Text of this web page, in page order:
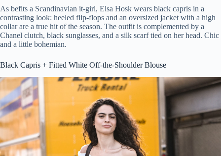
As befits a Scandinavian it-girl, Elsa Hosk wears black capris in a
contrasting look: heeled flip-flops and an oversized jacket with a high
collar are a true hit of the season. The outfit is complemented by a
Chanel clutch, black sunglasses, and a silk scarf tied on her head. Chic
and a little bohemian.
Black Capris + Fitted White Off-the-Shoulder Blouse